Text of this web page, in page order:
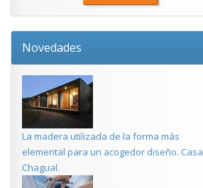
Novedades
La madera utilizada de la forma más
elemental para un acogedor diseño. Casa
Chagual.